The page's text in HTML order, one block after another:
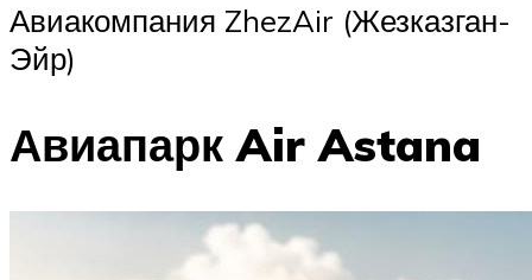
Авиакомпания ZhezAir (Жезказган-
Эйр)
Авиапарк Air Astana